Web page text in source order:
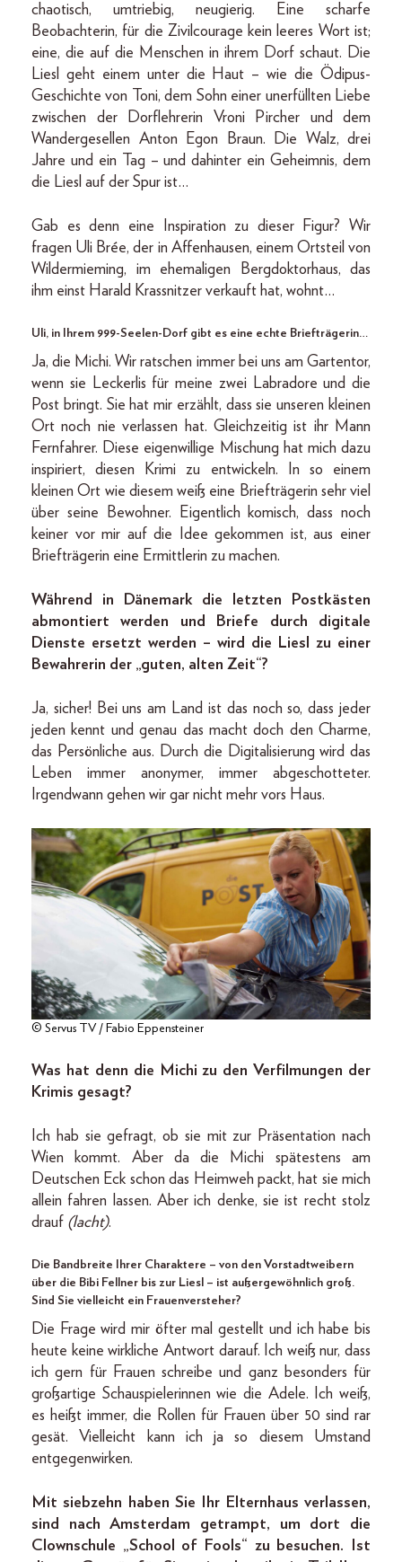
chaotisch, umtriebig, neugierig. Eine scharfe
Beobachterin, für die Zivilcourage kein leeres Wort ist;
eine, die auf die Menschen in ihrem Dorf schaut. Die
Liesl geht einem unter die Haut – wie die Ödipus-
Geschichte von Toni, dem Sohn einer unerfüllten Liebe
zwischen der Dorflehrerin Vroni Pircher und dem
Wandergesellen Anton Egon Braun. Die Walz, drei
Jahre und ein Tag – und dahinter ein Geheimnis, dem
die Liesl auf der Spur ist…
Gab es denn eine Inspiration zu dieser Figur? Wir
fragen Uli Brée, der in Affenhausen, einem Ortsteil von
Wildermieming, im ehemaligen Bergdoktorhaus, das
ihm einst Harald Krassnitzer verkauft hat, wohnt…
Uli, in Ihrem 999-Seelen-Dorf gibt es eine echte Briefträgerin…
Ja, die Michi. Wir ratschen immer bei uns am Gartentor,
wenn sie Leckerlis für meine zwei Labradore und die
Post bringt. Sie hat mir erzählt, dass sie unseren kleinen
Ort noch nie verlassen hat. Gleichzeitig ist ihr Mann
Fernfahrer. Diese eigenwillige Mischung hat mich dazu
inspiriert, diesen Krimi zu entwickeln. In so einem
kleinen Ort wie diesem weiß eine Briefträgerin sehr viel
über seine Bewohner. Eigentlich komisch, dass noch
keiner vor mir auf die Idee gekommen ist, aus einer
Briefträgerin eine Ermittlerin zu machen.
Während in Dänemark die letzten Postkästen
abmontiert werden und Briefe durch digitale
Dienste ersetzt werden – wird die Liesl zu einer
Bewahrerin der „guten, alten Zeit“?
Ja, sicher! Bei uns am Land ist das noch so, dass jeder
jeden kennt und genau das macht doch den Charme,
das Persönliche aus. Durch die Digitalisierung wird das
Leben immer anonymer, immer abgeschotteter.
Irgendwann gehen wir gar nicht mehr vors Haus.
© Servus TV / Fabio Eppensteiner
Was hat denn die Michi zu den Verfilmungen der
Krimis gesagt?
Ich hab sie gefragt, ob sie mit zur Präsentation nach
Wien kommt. Aber da die Michi spätestens am
Deutschen Eck schon das Heimweh packt, hat sie mich
allein fahren lassen. Aber ich denke, sie ist recht stolz
drauf (lacht).
Die Bandbreite Ihrer Charaktere – von den Vorstadtweibern
über die Bibi Fellner bis zur Liesl – ist außergewöhnlich groß.
Sind Sie vielleicht ein Frauenversteher?
Die Frage wird mir öfter mal gestellt und ich habe bis
heute keine wirkliche Antwort darauf. Ich weiß nur, dass
ich gern für Frauen schreibe und ganz besonders für
großartige Schauspielerinnen wie die Adele. Ich weiß,
es heißt immer, die Rollen für Frauen über 50 sind rar
gesät. Vielleicht kann ich ja so diesem Umstand
entgegenwirken.
Mit siebzehn haben Sie Ihr Elternhaus verlassen,
sind nach Amsterdam getrampt, um dort die
Clownschule „School of Fools“ zu besuchen. Ist